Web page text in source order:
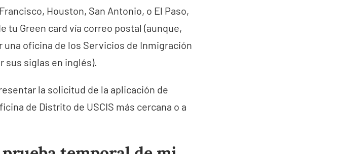
Houston, San Antonio, o El Paso,
tu Green card vía correo postal (aunque,
oficina de los Servicios de Inmigración
sus siglas en inglés).
la solicitud de la aplicación de
de Distrito de USCIS más cercana o a